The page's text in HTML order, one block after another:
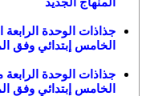
جذاذات الوحدة
الخامس إبتدائي وفق
جذاذات الوحدة
الخامس إبتدائي وفق